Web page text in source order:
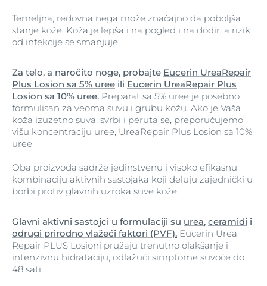
Temeljna, redovna nega može značajno da poboljša
stanje kože. Koža je lepša i na pogled i na dodir, a rizik
od infekcije se smanjuje.
Za telo, a naročito noge, probajte Eucerin UreaRepair
Plus Losion sa 5% uree ili Eucerin UreaRepair Plus
Losion sa 10% uree. Preparat sa 5% uree je posebno
formulisan za veoma suvu i grubu kožu. Ako je Vaša
koža izuzetno suva, svrbi i peruta se, preporučujemo
višu koncentraciju uree, UreaRepair Plus Losion sa 10%
uree.
Oba proizvoda sadrže jedinstvenu i visoko efikasnu
kombinaciju aktivnih sastojaka koji deluju zajednički u
borbi protiv glavnih uzroka suve kože.
Glavni aktivni sastojci u formulaciji su urea, ceramidi i
odrugi prirodno vlažeći faktori (PVF). Eucerin Urea
Repair PLUS Losioni pružaju trenutno olakšanje i
intenzivnu hidrataciju, odlažući simptome suvoće do
48 sati.